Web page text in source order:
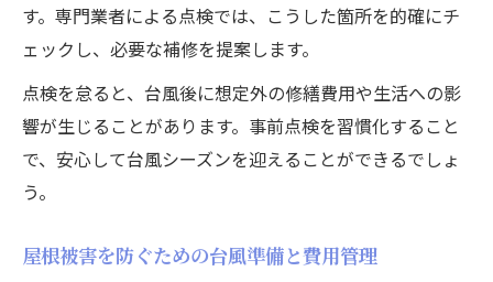
す。専門業者による点検では、こうした箇所を的確にチ
ェックし、必要な補修を提案します。
点検を怠ると、台風後に想定外の修繕費用や生活への影
響が生じることがあります。事前点検を習慣化すること
で、安心して台風シーズンを迎えることができるでしょ
う。
屋根被害を防ぐための台風準備と費用管理